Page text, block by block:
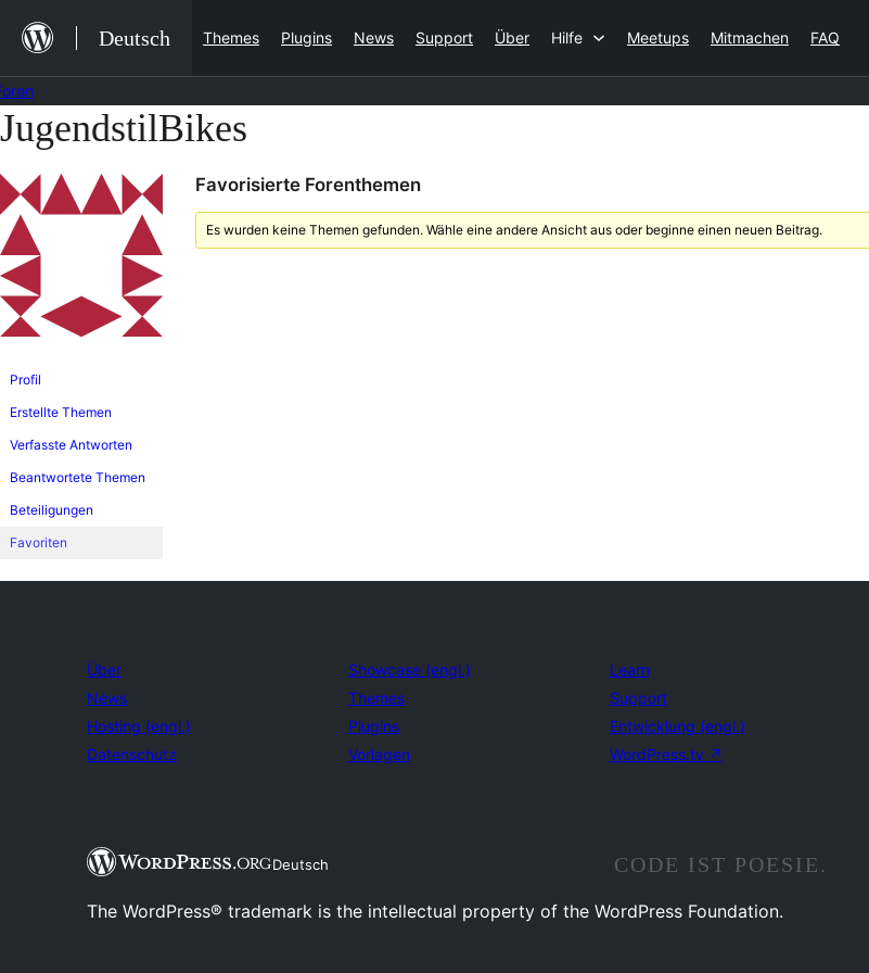
Inhalt
springen
Deutsch Themes Plugins News Support Über Hilfe Meetups Mitmachen FAQ
Zum
Inhalt
springen
JugendstilBikes
Profil
Erstellte Themen
Verfasste Antworten
Beantwortete Themen
Beteiligungen
Favoriten
Favorisierte Forenthemen
Es wurden keine Themen gefunden. Wähle eine andere Ansicht aus oder beginne einen neuen Beitrag.
Über
News
Hosting (engl.)
Datenschutz
Showcase (engl.)
Themes
Plugins
Vorlagen
Learn
Support
Entwicklung (engl.)
WordPress.tv ↗
Deutsch CODE IST POESIE.
The WordPress® trademark is the intellectual property of the WordPress Foundation.